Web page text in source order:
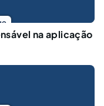
na aplicação